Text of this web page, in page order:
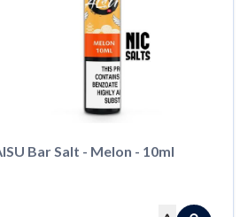
Bar Salt - Melon - 10ml